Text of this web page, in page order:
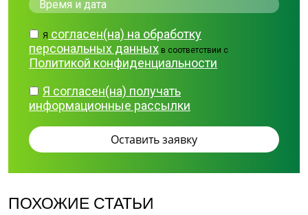
Я согласен(на) на обработку
персональных данных в соответствии с
Политикой конфиденциальности
Я согласен(на) получать
информационные рассылки
ПОХОЖИЕ СТАТЬИ